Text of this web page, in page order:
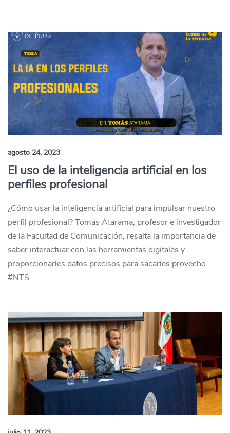
agosto 24, 2023
El uso de la inteligencia artificial en los
perfiles profesional
¿Cómo usar la inteligencia artificial para impulsar nuestro
perfil profesional? Tomás Atarama, profesor e investigador
de la Facultad de Comunicación, resalta la importancia de
saber interactuar con las herramientas digitales y
proporcionarles datos precisos para sacarles provecho.
#NTS